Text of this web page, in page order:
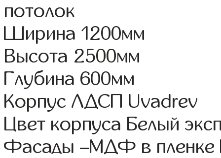
потолок
Ширина 1200мм
Высота 2500мм
Глубина 600мм
Корпус ЛДСП Uvadrev
Цвет корпуса Белый
Фасады –МДФ в пленке